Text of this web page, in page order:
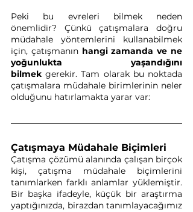
Peki bu evreleri bilmek neden
önemlidir? Çünkü çatışmalara doğru
müdahale yöntemlerini kullanabilmek
için, çatışmanın hangi zamanda ve ne
yoğunlukta yaşandığını
bilmek gerekir. Tam olarak bu noktada
çatışmalara müdahale birimlerinin neler
olduğunu hatırlamakta yarar var:
Çatışmaya Müdahale Biçimleri
Çatışma çözümü alanında çalışan birçok
kişi, çatışma müdahale biçimlerini
tanımlarken farklı anlamlar yüklemiştir.
Bir başka ifadeyle, küçük bir araştırma
yaptığınızda, birazdan tanımlayacağımız